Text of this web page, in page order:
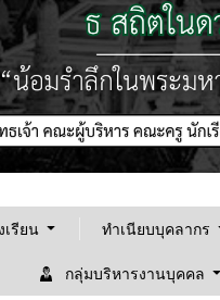
เรียน ทำเนียบบุคลากร
กลุ่มบริหารงานบุคคล